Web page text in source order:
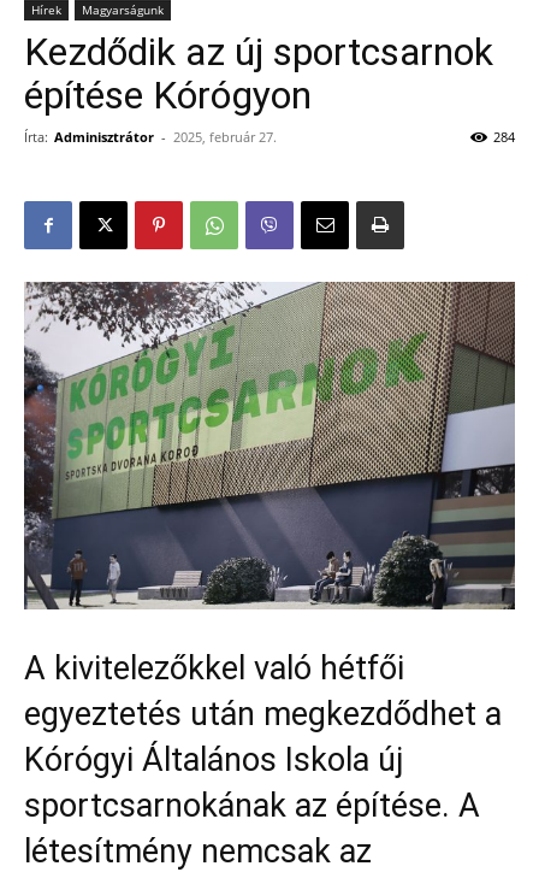
Hírek Magyarságunk
Kezdődik az új sportcsarnok
építése Kórógyon
Írta: Adminisztrátor - 2025, február 27. 284
A kivitelezőkkel való hétfői
egyeztetés után megkezdődhet a
Kórógyi Általános Iskola új
sportcsarnokának az építése. A
létesítmény nemcsak az